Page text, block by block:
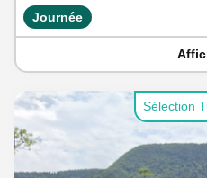
Journée
Sélection